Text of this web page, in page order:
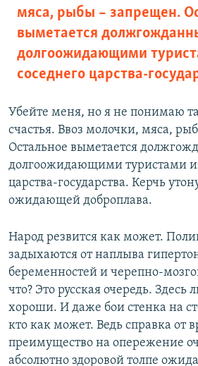
мяса, рыбы – запрещен.
выметается
долгоожидающими
соседнего царства-
Убейте меня, но я не понимаю
счастья. Ввоз молочки, мяса,
Остальное выметается
долгоожидающими туристами
царства-государства. Керчь
ожидающей доброплава.
Народ резвится как может.
задыхаются от наплыва
беременностей и черепно-
что? Это русская очередь. Здесь
хороши. И даже бои стенка на
кто как может. Ведь справка от
преимущество на опережение
абсолютно здоровой толпе